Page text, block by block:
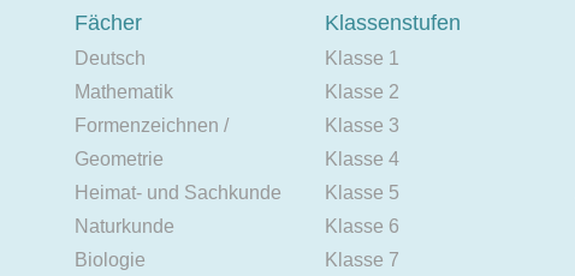
Fächer
Deutsch
Mathematik
Formenzeichnen /
Geometrie
Heimat- und Sachkunde
Naturkunde
Biologie
Klassenstufen
Klasse 1
Klasse 2
Klasse 3
Klasse 4
Klasse 5
Klasse 6
Klasse 7